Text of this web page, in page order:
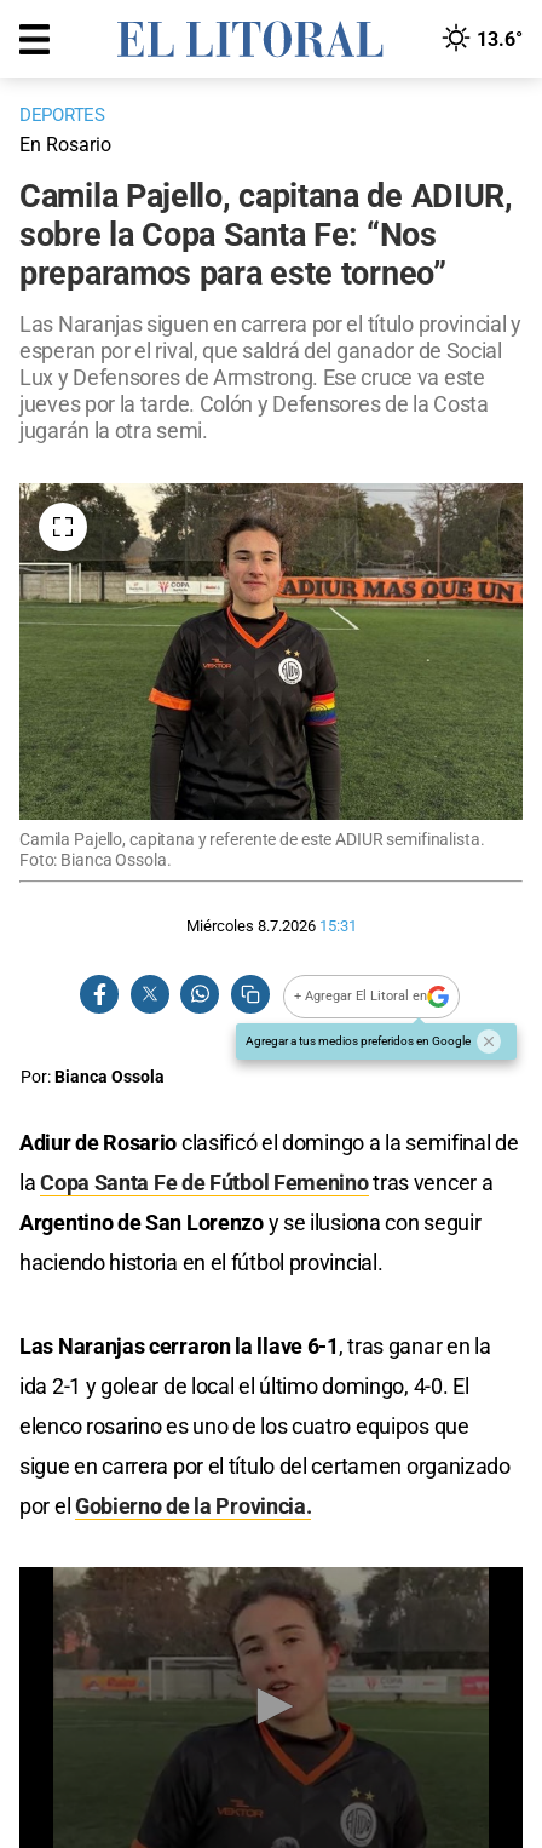
13.6°
DEPORTES
En Rosario
Camila Pajello, capitana de ADIUR,
sobre la Copa Santa Fe: “Nos
preparamos para este torneo”
Las Naranjas siguen en carrera por el título provincial y
esperan por el rival, que saldrá del ganador de Social
Lux y Defensores de Armstrong. Ese cruce va este
jueves por la tarde. Colón y Defensores de la Costa
jugarán la otra semi.
Camila Pajello, capitana y referente de este ADIUR semifinalista.
Foto: Bianca Ossola.
Miércoles 8.7.2026 15:31
+ Agregar El Litoral en
Agregar a tus medios preferidos en Google
Por:Bianca Ossola
Adiur de Rosarioclasificó el domingo a la semifinal de
laCopa Santa Fe de Fútbol Femeninotras vencer a
Argentino de San Lorenzoy se ilusiona con seguir
haciendo historia en el fútbol provincial.
Las Naranjas cerraron la llave 6-1, tras ganar en la
ida 2-1 y golear de local el último domingo, 4-0. El
elenco rosarino es uno de los cuatro equipos que
sigue en carrera por el título del certamen organizado
por elGobierno de la Provincia.